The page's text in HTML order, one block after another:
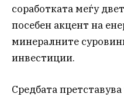
соработката меѓу
посебен акцент на
минералните
инвестиции.
Средбата